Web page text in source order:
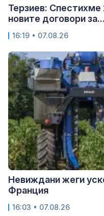
Терзиев:
новите договори за...
16:19 • 07.08.26
Невиждани жеги
Франция
16:03 • 07.08.26